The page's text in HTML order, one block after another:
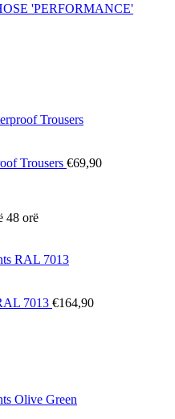
'PERFORMANCE'
Trousers €69,90
48 orë
7013 €164,90